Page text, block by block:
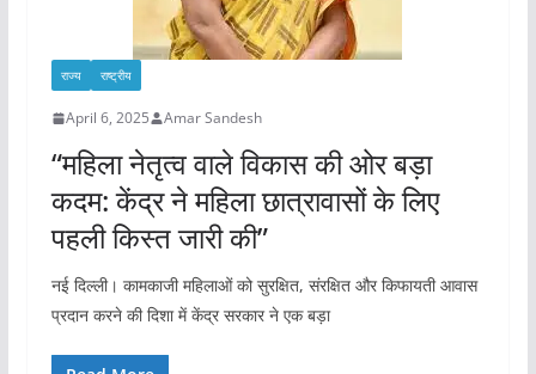
राज्य राष्ट्रीय
April 6, 2025 Amar Sandesh
“महिला नेतृत्व वाले विकास की ओर बड़ा
कदम: केंद्र ने महिला छात्रावासों के लिए
पहली किस्त जारी की”
नई दिल्ली। कामकाजी महिलाओं को सुरक्षित, संरक्षित और किफायती आवास
प्रदान करने की दिशा में केंद्र सरकार ने एक बड़ा